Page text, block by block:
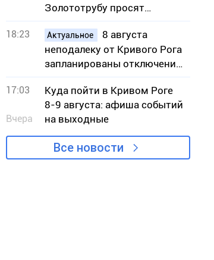
Золототрубу просят
присвоить звание Героя
Украины
18:23 Актуальное
8 августа
неподалеку от Кривого Рога
запланированы отключения
света – адреса
17:03
Вчера
Куда пойти в Кривом Роге
8-9 августа: афиша событий
на выходные
Все новости